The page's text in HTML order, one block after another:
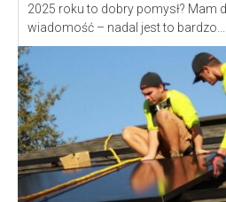
2025 roku to dobry pomysł? Mam
wiadomość – nadal jest to bardzo...